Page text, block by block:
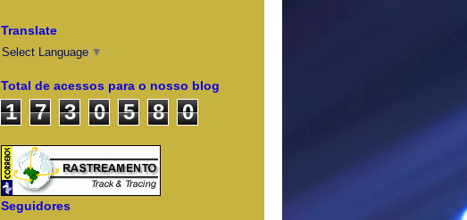
Translate
Select Language ▼
Total de acessos para o nosso blog
1 7 3 0 5 8 0
Seguidores